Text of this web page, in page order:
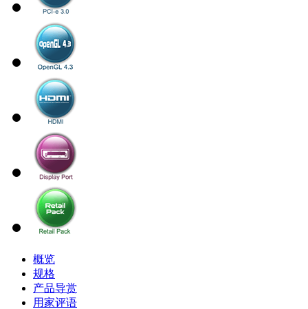
概览
规格
产品导赏
用家评语